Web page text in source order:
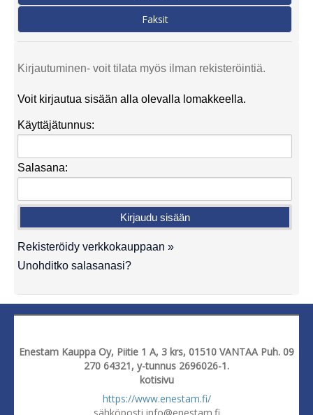
Faksit
Kirjautuminen- voit tilata myös ilman rekisteröintiä.
Voit kirjautua sisään alla olevalla lomakkeella.
Käyttäjätunnus:
Salasana:
Rekisteröidy verkkokauppaan »
Unohditko salasanasi?
Enestam Kauppa Oy, Piitie 1 A, 3 krs, 01510 VANTAA Puh. 09
270 64321, y-tunnus 2696026-1.
kotisivu
https://www.enestam.fi/